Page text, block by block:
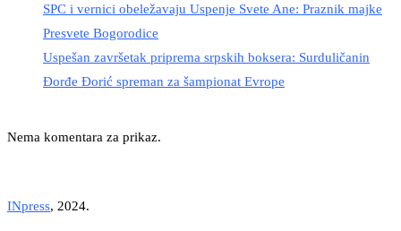
SPC i vernici obeležavaju Uspenje Svete Ane: Praznik majke
Presvete Bogorodice
Uspešan završetak priprema srpskih boksera: Surduličanin
Đorđe Đorić spreman za šampionat Evrope
Nema komentara za prikaz.
INpress, 2024.